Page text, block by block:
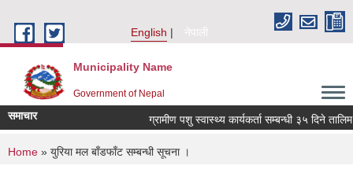
English
नेपाली
Municipality Name
Government of Nepal
समाचार ग्रामीण पशु स्वास्थ्य कार्यकर्ता सम्बन्धी ३५ दिने
You are here
Home » युरिया मल बाँडफाँट सम्बन्धी सूचना ।